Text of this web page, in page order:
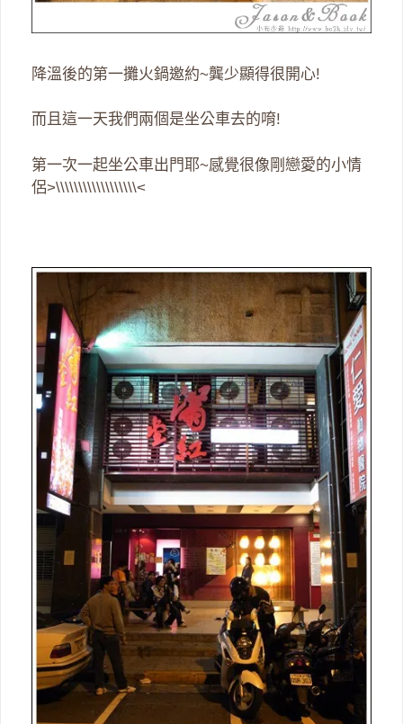
降溫後的第一攤火鍋邀約~龔少顯得很開心!
而且這一天我們兩個是坐公車去的唷!
第一次一起坐公車出門耶~感覺很像剛戀愛的小情
侶>\\\\\\\\\\\\\\\\\\<